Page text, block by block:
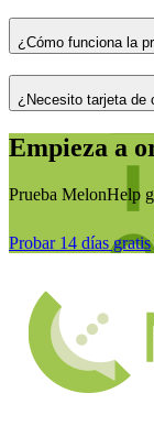
¿Cómo funciona la
¿Necesito tarjeta de
Empieza a
Prueba MelonHelp
Probar 14 días gratis